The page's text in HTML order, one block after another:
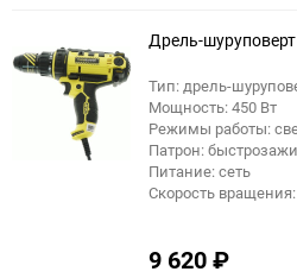
Дрель-
Тип: дрель-
Мощность: 450 Вт
Режимы работы:
Патрон:
Питание: сеть
Скорость
9 620₽